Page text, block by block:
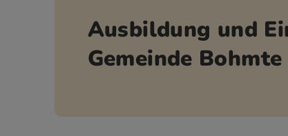
Ausbildung und
Gemeinde Bohmte